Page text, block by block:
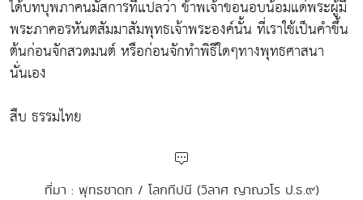
ได้บทบุพภาคนมัสการที่แปลว่า ข้าพเจ้าขอนอบน้อมแด่พระผู้มี
พระภาคอรหันตสัมมาสัมพุทธเจ้าพระองค์นั้น ที่เราใช้เป็นคำขึ้น
ต้นก่อนจักสวดมนต์ หรือก่อนจักทำพิธีใดๆทางพุทธศาสนา
นั่นเอง
สืบ ธรรมไทย
ที่มา : พุทธชาดก / โลกทีปนี (วิลาศ ญาณวโร ป.ธ.๙)